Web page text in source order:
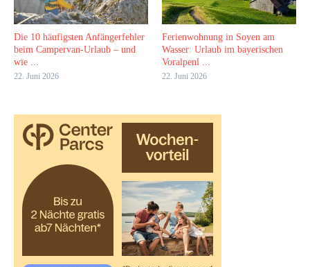
Die 10 häufigsten Anfängerfehler
beim Campervan-Urlaub – und
wie ...
22. Juni 2026
Ferienwohnung in Soyen am
Wasser: Urlaub im bayerischen
Voralpenl ...
22. Juni 2026